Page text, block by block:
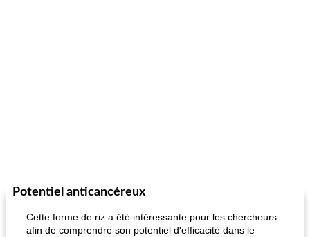
Potentiel anticancéreux
Cette forme de riz a été intéressante pour les chercheurs
afin de comprendre son potentiel d'efficacité dans le